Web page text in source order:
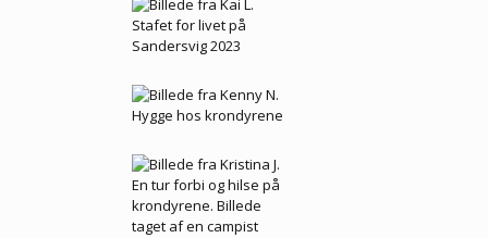
Stafet for livet på
Sandersvig 2023
Hygge hos krondyrene
En tur forbi og hilse på
krondyrene. Billede
taget af en campist